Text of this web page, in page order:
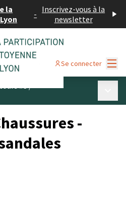
la
- Inscrivez-vous à la
newsletter
Se connecter
#3/
-